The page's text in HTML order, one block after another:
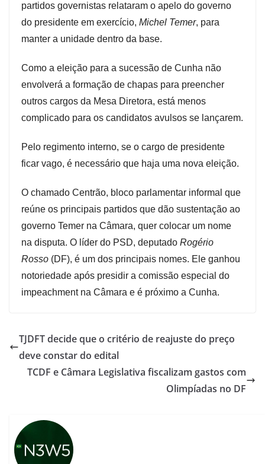
partidos governistas relataram o apelo do governo
do presidente em exercício, Michel Temer, para
manter a unidade dentro da base.
Como a eleição para a sucessão de Cunha não
envolverá a formação de chapas para preencher
outros cargos da Mesa Diretora, está menos
complicado para os candidatos avulsos se lançarem.
Pelo regimento interno, se o cargo de presidente
ficar vago, é necessário que haja uma nova eleição.
O chamado Centrão, bloco parlamentar informal que
reúne os principais partidos que dão sustentação ao
governo Temer na Câmara, quer colocar um nome
na disputa. O líder do PSD, deputado Rogério
Rosso (DF), é um dos principais nomes. Ele ganhou
notoriedade após presidir a comissão especial do
impeachment na Câmara e é próximo a Cunha.
TJDFT decide que o critério de reajuste do preço
deve constar do edital
TCDF e Câmara Legislativa fiscalizam gastos com
Olimpíadas no DF